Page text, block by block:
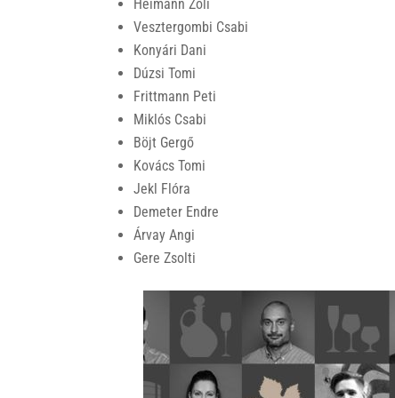
Heimann Zoli
Vesztergombi Csabi
Konyári Dani
Dúzsi Tomi
Frittmann Peti
Miklós Csabi
Böjt Gergő
Kovács Tomi
Jekl Flóra
Demeter Endre
Árvay Angi
Gere Zsolti